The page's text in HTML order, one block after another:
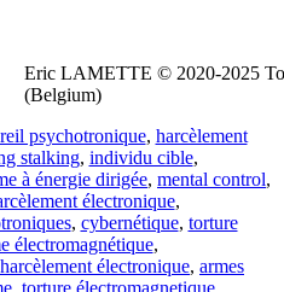
Eric LAMETTE © 2020-2025
(Belgium)
psychotronique, harcèlement
stalking, individu cible,
à énergie dirigée, mental control,
électronique,
, cybernétique, torture
électromagnétique,
électronique, armes
, torture électromagnetique